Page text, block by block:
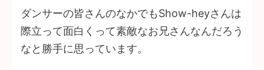
ダンサーの皆さんのなかでもShow-heyさんは
際立って面白くって素敵なお兄さんなんだろう
なと勝手に思っています。